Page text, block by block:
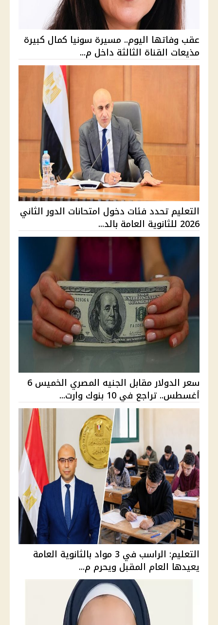
عقب وفاتها اليوم.. مسيرة سونيا كمال كبيرة
مذيعات القناة الثالثة داخل م...
التعليم تحدد فئات دخول امتحانات الدور الثاني
2026 للثانوية العامة بالد...
سعر الدولار مقابل الجنيه المصري الخميس 6
أغسطس.. تراجع في 10 بنوك وارت...
التعليم: الراسب في 3 مواد بالثانوية العامة
يعيدها العام المقبل ويحرم م...